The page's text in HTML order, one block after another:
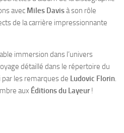
avec Miles Davisà son rôle
de la carrière impressionnante
immersion dans l’univers
détaillé dans le répertoire du
les remarques de Ludovic Florin.
aux Éditions du Layeur!